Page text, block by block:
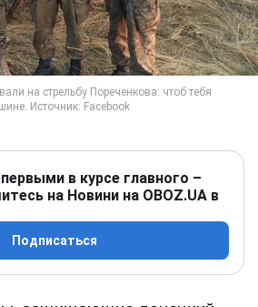
в курсе главного –
на Новини на OBOZ.UA в
Подписаться